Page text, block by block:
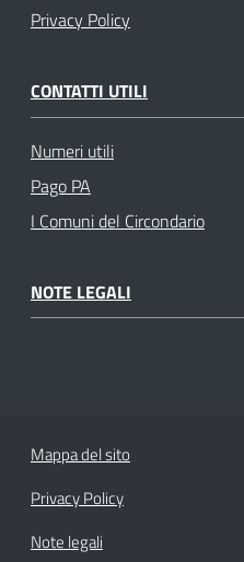
Privacy Policy
CONTATTI UTILI
Numeri utili
Pago PA
I Comuni del Circondario
NOTE LEGALI
Mappa del sito
Privacy Policy
Note legali